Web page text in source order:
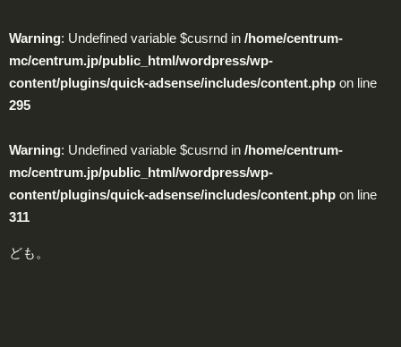
Warning: Undefined variable $cusrnd in /home/centrum-
mc/centrum.jp/public_html/wordpress/wp-
content/plugins/quick-adsense/includes/content.php on line
295
Warning: Undefined variable $cusrnd in /home/centrum-
mc/centrum.jp/public_html/wordpress/wp-
content/plugins/quick-adsense/includes/content.php on line
311
ども。